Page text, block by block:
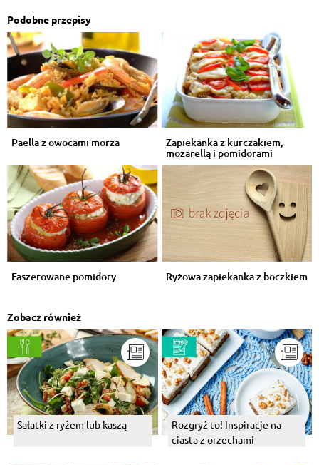
Podobne przepisy
Paella z owocami morza Zapiekanka z kurczakiem,
mozarellą i pomidorami
Faszerowane pomidory Ryżowa zapiekanka z boczkiem
Zobacz również
Sałatki z ryżem lub kaszą
Rozgryź to! Inspiracje na
ciasta z orzechami